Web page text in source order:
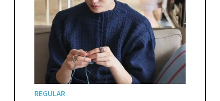
REGULAR